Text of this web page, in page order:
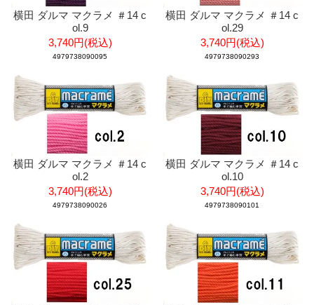
横田 ダルマ マクラメ ＃14 c
ol.9
3,740円(税込)
4979738090095
横田 ダルマ マクラメ ＃14 c
ol.29
3,740円(税込)
4979738090293
横田 ダルマ マクラメ ＃14 c
ol.2
3,740円(税込)
4979738090026
横田 ダルマ マクラメ ＃14 c
ol.10
3,740円(税込)
4979738090101